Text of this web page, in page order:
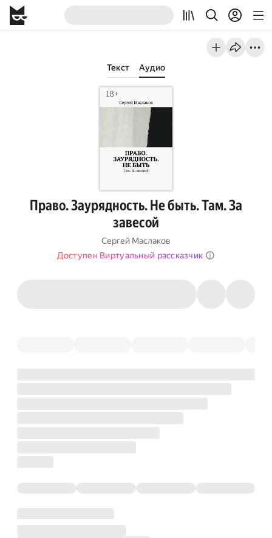
Текст Аудио
Право. Заурядность. Не быть. Там. За
завесой
Сергей Маслаков
Доступен Виртуальный рассказчик